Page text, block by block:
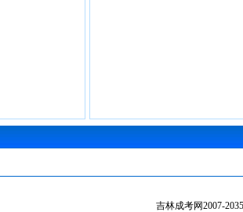
吉林成考网2007-